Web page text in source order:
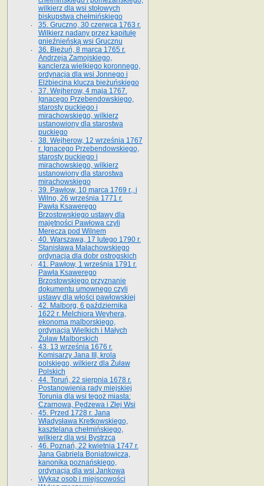
wilkierz dla wsi stołowych
biskupstwa chełmińskiego
35. Gruczno, 30 czerwca 1763 r.
Wilkierz nadany przez kapitułę
gnieźnieńską wsi Grucznu
36. Bieżuń, 8 marca 1765 r.
Andrzeja Zamojskiego,
kanclerza wielkiego koronnego,
ordynacja dla wsi Jonnego i
Elżbiecina klucza bieżuńskiego
37. Wejherow, 4 maja 1767.
Ignacego Przebendowskiego,
starosty puckiego i
mirachowskiego, wilkierz
ustanowiony dla starostwa
puckiego
38. Wejherow, 12 września 1767
r. Ignacego Przebendowskiego,
starosty puckiego i
mirachowskiego, wilkierz
ustanowiony dla starostwa
mirachowskiego
39. Pawłow, 10 marca 1769 r., i
Wilno, 26 września 1771 r.
Pawła Ksawerego
Brzostowskiego ustawy dla
majętności Pawłowa czyli
Merecza pod Wilnem
40. Warszawa, 17 lutego 1790 r.
Stanisława Małachowskiego
ordynacja dla dobr ostrogskich
41. Pawłow, 1 września 1791 r.
Pawła Ksawerego
Brzostowskiego przyznanie
dokumentu umownego czyli
ustawy dla włości pawłowskiej
42. Malborg, 6 października
1622 r. Melchiora Weyhera,
ekonoma malborskiego,
ordynacja Wielkich i Małych
Żuław Malborskich
43. 13 września 1676 r.
Komisarzy Jana III, krola
polskiego, wilkierz dla Żuław
Polskich
44. Toruń, 22 sierpnia 1678 r.
Postanowienia rady miejskiej
Torunia dla wsi tegoż miasta:
Czarnowa, Pędzewa i Złej Wsi
45. Przed 1728 r. Jana
Władysława Kretkowskiego,
kasztelana chełmińskiego,
wilkierz dla wsi Bystrzca
46. Poznań, 22 kwietnia 1747 r.
Jana Gabriela Boniatowicza,
kanonika poznańskiego,
ordynacja dla wsi Jankowa
Wykaz osob i miejscowości